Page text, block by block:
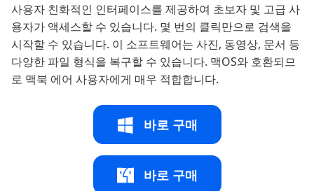
사용자 친화적인 인터페이스를 제공하여 초보자 및 고급 사
용자가 액세스할 수 있습니다. 몇 번의 클릭만으로 검색을
시작할 수 있습니다. 이 소프트웨어는 사진, 동영상, 문서 등
다양한 파일 형식을 복구할 수 있습니다. 맥OS와 호환되므
로 맥북 에어 사용자에게 매우 적합합니다.
바로 구매
바로 구매